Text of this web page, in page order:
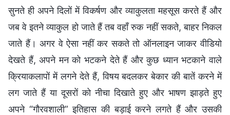
सुनते ही अपने दिलों में विकर्षण और व्याकुलता महसूस करते हैं और
जब वे इतने व्याकुल हो जाते हैं तब वहाँ रुक नहीं सकते, बाहर निकल
जाते हैं। अगर वे ऐसा नहीं कर सकते तो ऑनलाइन जाकर वीडियो
देखते हैं, अपने मन को भटकने देते हैं और कुछ ध्यान भटकाने वाले
क्रियाकलापों में लगने देते हैं, विषय बदलकर बेकार की बातें करने में
लग जाते हैं या दूसरों को नीचा दिखाते हुए और भाषण झाड़ते हुए
अपने “गौरवशाली” इतिहास की बड़ाई करने लगते हैं और उसकी